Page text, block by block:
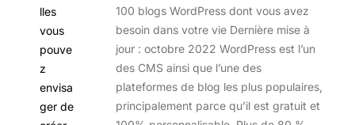
lles
vous
pouve
z
envisa
ger de
100 blogs WordPress dont vous avez
besoin dans votre vie Dernière mise à
jour : octobre 2022 WordPress est l’un
des CMS ainsi que l’une des
plateformes de blog les plus populaires,
principalement parce qu’il est gratuit et